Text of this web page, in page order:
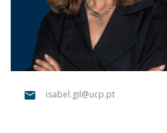
isabel.gil@ucp.pt